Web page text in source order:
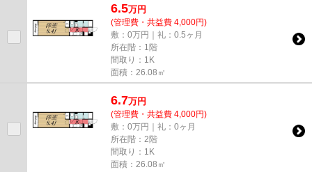
6.5万円
(管理費・共益費 4,000円)
敷：0万円｜礼：0.5ヶ月
所在階：1階
間取り：1K
面積：26.08㎡
6.7万円
(管理費・共益費 4,000円)
敷：0万円｜礼：0ヶ月
所在階：2階
間取り：1K
面積：26.08㎡